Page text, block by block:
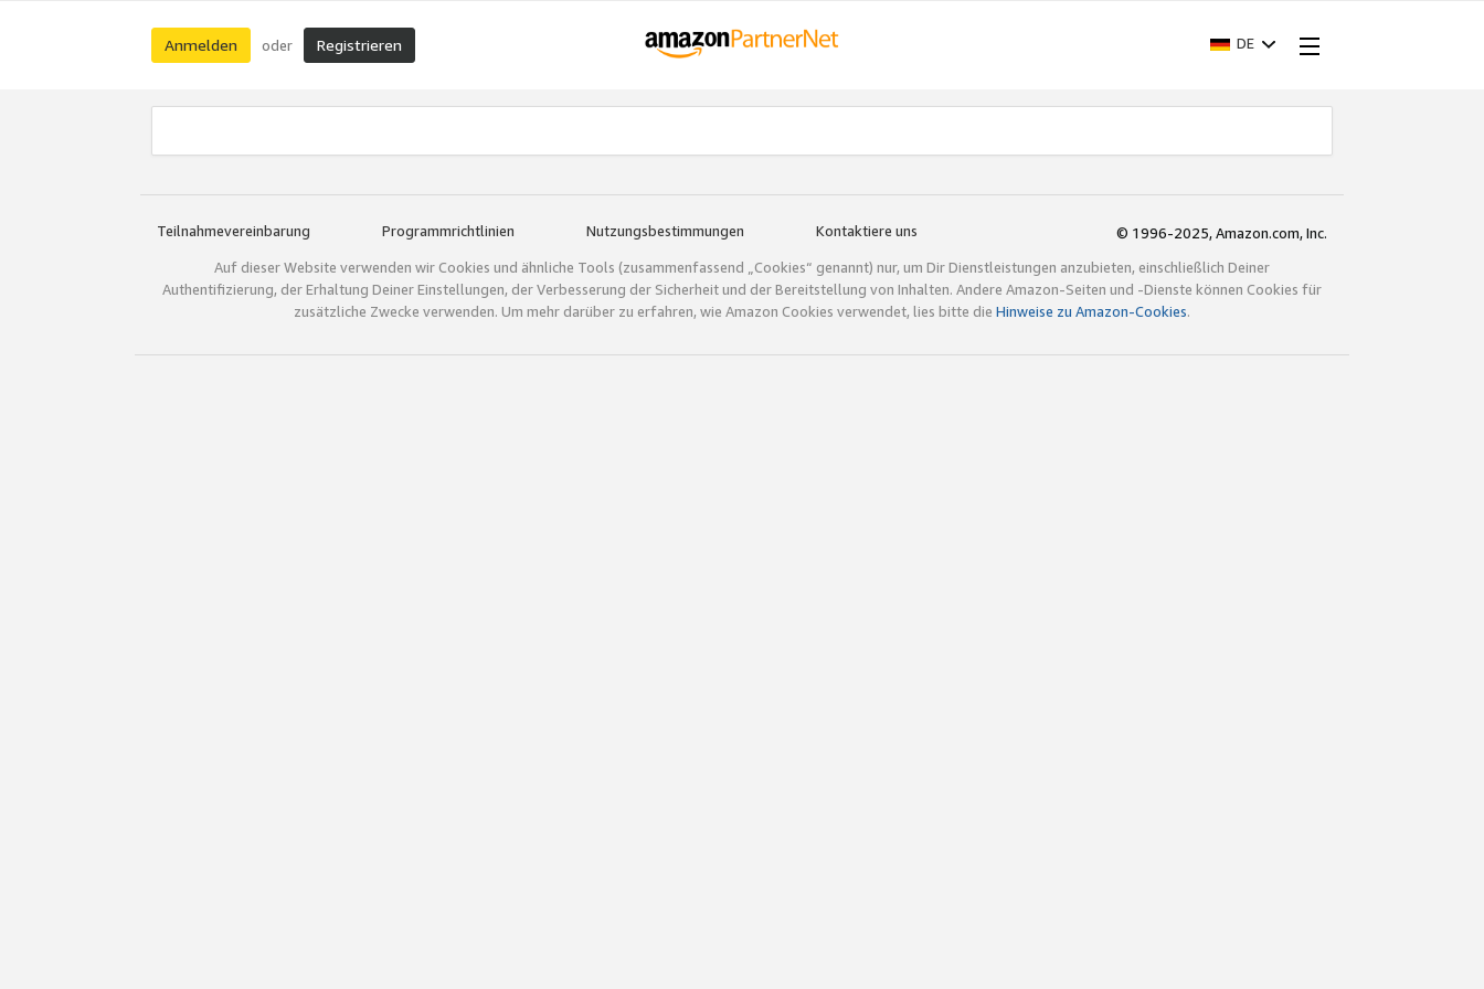
Anmelden oder Registrieren DE
Teilnahmevereinbarung Programmrichtlinien Nutzungsbestimmungen Kontaktiere uns
© 1996-2025, Amazon.com, Inc.
Auf dieser Website verwenden wir Cookies und ähnliche Tools (zusammenfassend „Cookies“ genannt) nur, um Dir Dienstleistungen anzubieten, einschließlich Deiner
Authentifizierung, der Erhaltung Deiner Einstellungen, der Verbesserung der Sicherheit und der Bereitstellung von Inhalten. Andere Amazon-Seiten und -Dienste können Cookies für
zusätzliche Zwecke verwenden. Um mehr darüber zu erfahren, wie Amazon Cookies verwendet, lies bitte die Hinweise zu Amazon-Cookies.